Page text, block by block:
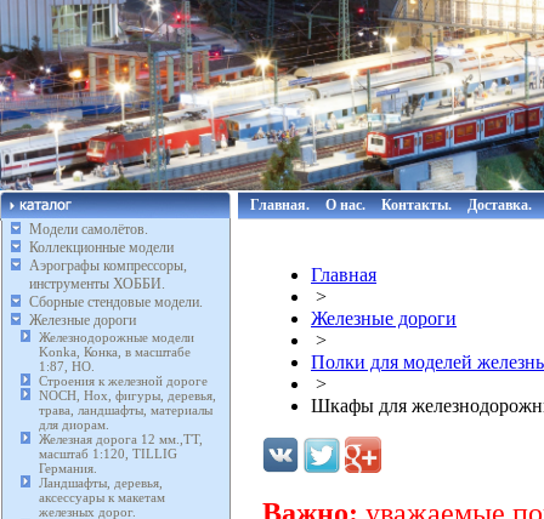
Модели самолётов.
Коллекционные модели
Аэрографы компрессоры,
инструменты ХОББИ.
Сборные стендовые модели.
Железные дороги
Железнодорожные модели
Konka, Конка, в масштабе
1:87, HO.
Строения к железной дороге
NOCH, Нох, фигуры, деревья,
трава, ландшафты, материалы
для диорам.
Железная дорога 12 мм.,TT,
масштаб 1:120, TILLIG
Германия.
Ландшафты, деревья,
аксессуары к макетам
железных дорог.
Главная. О нас. Контакты. Доставка.
Главная
>
Железные дороги
>
Полки для моделей
>
Шкафы для
Важно: уважаемые